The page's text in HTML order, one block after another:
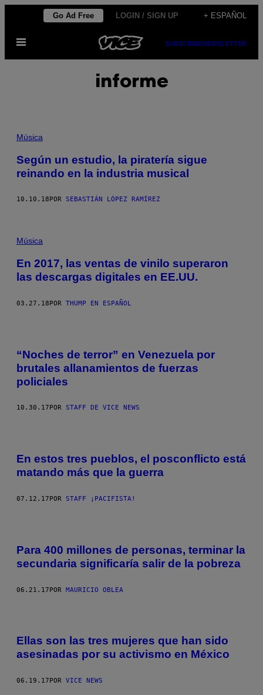
contenido
Go Ad Free LOGIN / SIGN UP + ESPAÑOL
Abrir
SUBSCRIBENEWSLETTER
informe
Música
Según un estudio, la piratería sigue
reinando en la industria musical
10.10.18 POR SEBASTIÁN LÓPEZ RAMÍREZ
Música
En 2017, las ventas de vinilo superaron
las descargas digitales en EE.UU.
03.27.18POR THUMP EN ESPAÑOL
“Noches de terror” en Venezuela por
brutales allanamientos de fuerzas
policiales
10.30.17 POR STAFF DE VICE NEWS
En estos tres pueblos, el posconflicto está
matando más que la guerra
07.12.17POR STAFF ¡PACIFISTA!
Para 400 millones de personas, terminar la
secundaria significaría salir de la pobreza
06.21.17POR MAURICIO OBLEA
Ellas son las tres mujeres que han sido
asesinadas por su activismo en México
06.19.17 POR VICE NEWS